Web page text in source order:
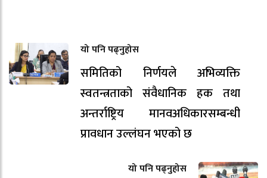
यो पनि पढ्नुहोस
समितिको निर्णयले अभिव्यक्ति
स्वतन्त्रताको संवैधानिक हक तथा
अन्तर्राष्ट्रिय मानवअधिकारसम्बन्धी
प्रावधान उल्लंघन भएको छ
यो पनि पढ्नुहोस